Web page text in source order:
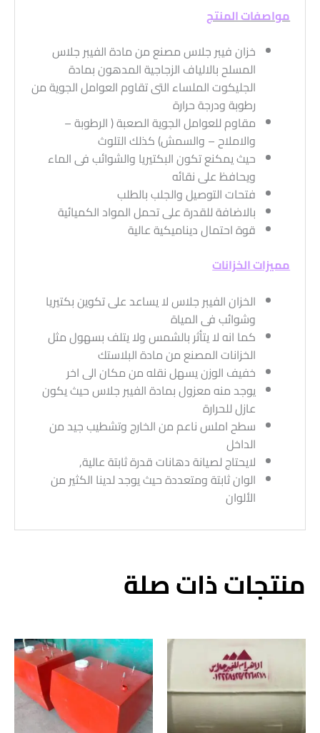
مواصفات المنتج
خزان فيبر جلاس مصنع من مادة الفيبر جلاس
المسلح بالالياف الزجاجية المدهون بمادة
الجليكوت الملساء التى تقاوم العوامل الجوية من
رطوبة ودرجة حرارة
مقاوم للعوامل الجوية الصعبة ( الرطوبة –
والاملاح – والسمش) كذلك التلوث
حيث يمكنع تكون البكتيريا والشوائب فى الماء
ويحافظ على نقائه
فتحات التوصيل والجلب بالطلب
بالاضافة للقدرة على تحمل المواد الكميائية
قوة احتمال ديناميكية عالية
مميزات الخزانات
الخزان الفيبر جلاس لا يساعد على تكوين بكتيريا
وشوائب فى المياة
كما انه لا يتأثر بالشمس ولا يتلف بسهول مثل
الخزانات المصنع من مادة البلاستك
خفيف الوزن يسهل نقله من مكان الى اخر
يوجد منه معزول بمادة الفيبر جلاس حيث يكون
عازل للحرارة
سطح املس ناعم من الخارج وتشطيب جيد من
الداخل
لايحتاج لصيانة دهانات قدرة ثابتة عالية,
الوان ثابتة ومتعددة حيث يوجد لدينا الكثير من
الألوان
منتجات ذات صلة